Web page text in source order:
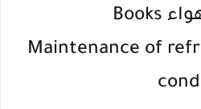
التبريد وتكييف الهواء Books
Maintenance of